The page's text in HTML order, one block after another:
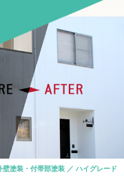
塗装・付帯部塗装 ／ ハイグレード